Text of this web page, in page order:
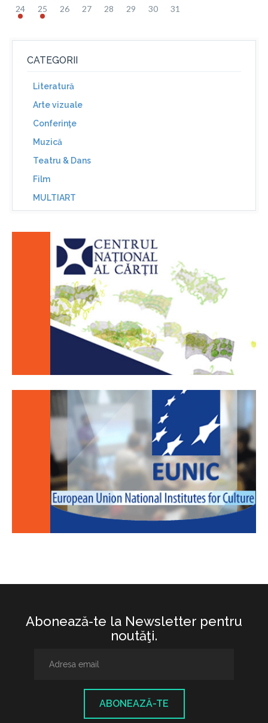
24 25 26 27 28 29 30 31
CATEGORII
Literatură
Arte vizuale
Conferinţe
Muzică
Teatru & Dans
Film
MULTIART
Abonează-te la Newsletter pentru
noutăţi.
ABONEAZĂ-TE